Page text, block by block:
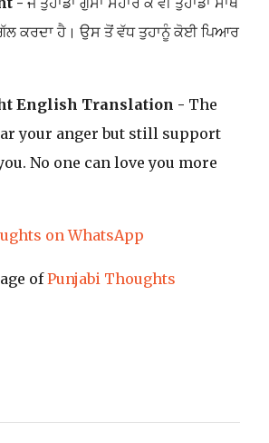
ਗੱਲ ਕਰਦਾ ਹੈ। ਉਸ ਤੋਂ ਵੱਧ ਤੁਹਾਨੂੰ ਕੋਈ ਪਿਆਰ
English Translation - The
your anger but still support
No one can love you more
on WhatsApp
ofPunjabi Thoughts